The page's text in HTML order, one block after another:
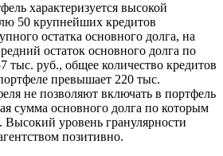
характеризуется высокой
50 крупнейших кредитов
остатка основного долга, на
остаток основного долга по
тыс. руб., общее количество кредитов
превышает 220 тыс.
не позволяют включать в портфель
сумма основного долга по которым
уровень гранулярности
позитивно.